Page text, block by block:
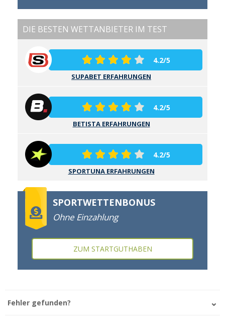
DIE BESTEN WETTANBIETER IM TEST
4.2/5
SUPABET ERFAHRUNGEN
4.2/5
BETISTA ERFAHRUNGEN
4.2/5
SPORTUNA ERFAHRUNGEN
SPORTWETTENBONUS
Ohne Einzahlung
ZUM STARTGUTHABEN
Fehler gefunden?